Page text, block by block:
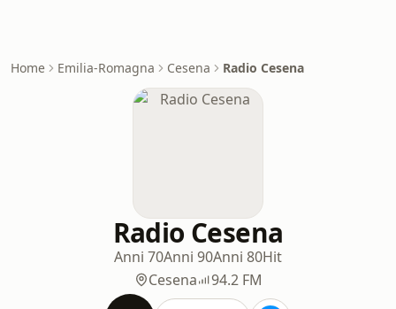
Home Emilia-Romagna Cesena Radio Cesena
Radio Cesena
Anni 70Anni 90Anni 80Hit
Cesena
94.2 FM